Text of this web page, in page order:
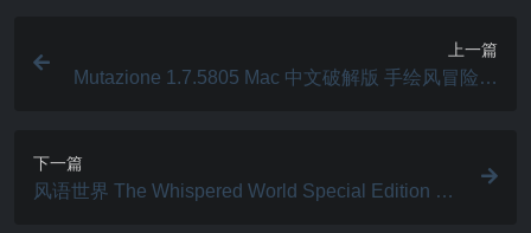
上一篇
Mutazione 1.7.5805 Mac 中文破解版 手绘风冒险解
下一篇
风语世界 The Whispered World Special Edition 3.